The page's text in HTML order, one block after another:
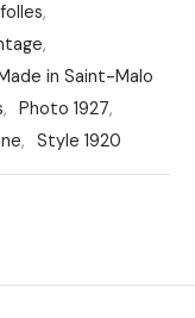
,
,
in Saint-Malo
, Photo 1927,
, Style 1920